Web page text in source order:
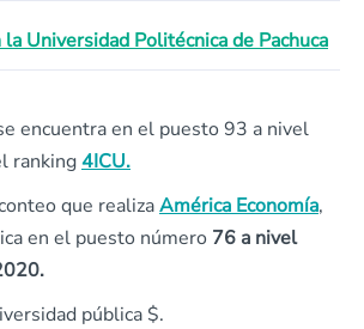
la Universidad Politécnica de Pachuca
encuentra en el puesto 93 a nivel
ranking4ICU.
que realizaAmérica Economía,
en el puesto número 76 a nivel
pública $.